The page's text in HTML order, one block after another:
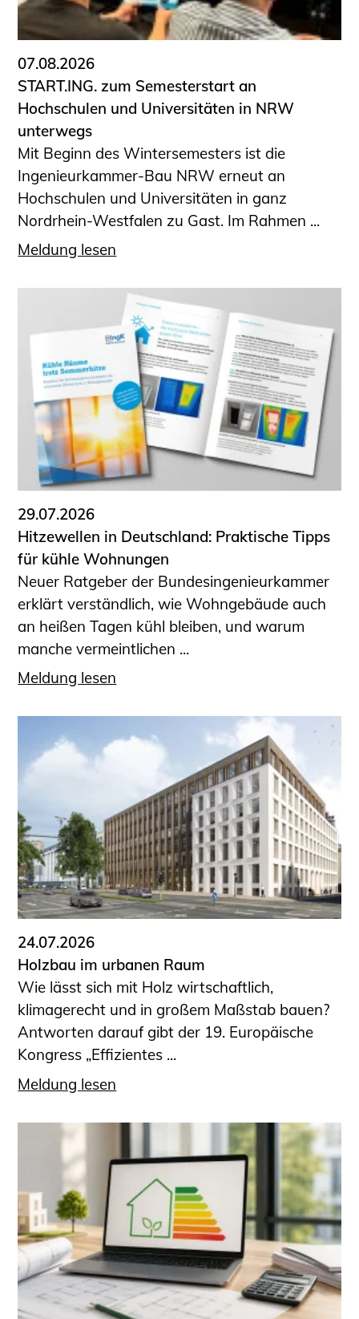
Informationen für Fortbildungsträger
Anträge, Anzeigen, Formulare
Fortbildung/Seminare
Informationen für Ingenieurinnen
und Ingenieure
Recht
Planungswettbewerbe
Publikationen
Stellenbörse
Öffentlich bestellte und vereidigte
Prüfsachverständige
Qualifizierte Tragwerksplaner/-innen
Bauvorlageberechtigte
Sachkundige für Zustands- und
Funktionsprüfung privater
Abwasserleitungen
Vereinbarungen mit
Ingenieurkammern
Büronachfolge
Zusatzqualifikationen
Geschützter Bereich
Informationen für Auftraggeber und
Verbraucher
Ingenieursuche (Mitglieder der IK-Bau
NRW)
Fachlisten
Bauherren-ABC
Projekte für Schülerinnen und Schüler
START.ING. Das Studierenden Praxis-
Wissenswertes für Studierende
Wettbewerbe für Studierende
BLING.BLING.
Kammer Newsletter
Presse
Kontakt und Anfahrt
Impressum
Datenschutz
Ingenieurakademie West
07.08.2026
START.ING. zum Semesterstart an
Hochschulen und Universitäten in NRW
unterwegs
Mit Beginn des Wintersemesters ist die
Ingenieurkammer-Bau NRW erneut an
Hochschulen und Universitäten in ganz
Nordrhein-Westfalen zu Gast. Im Rahmen ...
Meldung lesen
29.07.2026
Hitzewellen in Deutschland: Praktische Tipps
für kühle Wohnungen
Neuer Ratgeber der Bundesingenieurkammer
erklärt verständlich, wie Wohngebäude auch
an heißen Tagen kühl bleiben, und warum
manche vermeintlichen ...
Meldung lesen
24.07.2026
Holzbau im urbanen Raum
Wie lässt sich mit Holz wirtschaftlich,
klimagerecht und in großem Maßstab bauen?
Antworten darauf gibt der 19. Europäische
Kongress „Effizientes ...
Meldung lesen